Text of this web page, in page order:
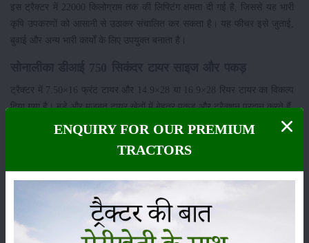
इस ट्रैक्टर में 22000 किलोग्राम तक की लिफ्टिंग क्षमता दी गई है, जिससे यह भारी
कृषि उपकरणों को आसानी से उठाकर संचालित कर सकता है। यह फीचर इसे जुताई,
बुवाई और अन्य भारी कार्यों के लिए उपयुक्त बनाता है।
ट्रैक्टर में 7.50×16 फ्रंट टायर और 14.9×28 या 16.9×28 रियर टायर का विकल्प
दिया गया है। बड़े और मजबूत टायर खेतों में बेहतर पकड़ और ट्रैक्शन प्रदान करते हैं,
जिससे ट्रैक्टर फिसलता नहीं है और काम सुचारू रूप से होता है।
सोनालीका डीआई 750 सिकंदर की कीमत?
सोनालीका DI 750 सिकंदर ट्रैक्टर की कीमत भारत में लगभग ₹7.74 लाख से ₹8.05
लाख के बीच है, जो इसे इस श्रेणी में एक किफायती और वैल्यू-फॉर-मनी विकल्प बनाती
कुल मिलाकर, यह ट्रैक्टर उन किसानों के लिए एक बेहतरीन विकल्प है, जिन्हें मध्यम से
ENQUIRY FOR OUR PREMIUM
TRACTORS